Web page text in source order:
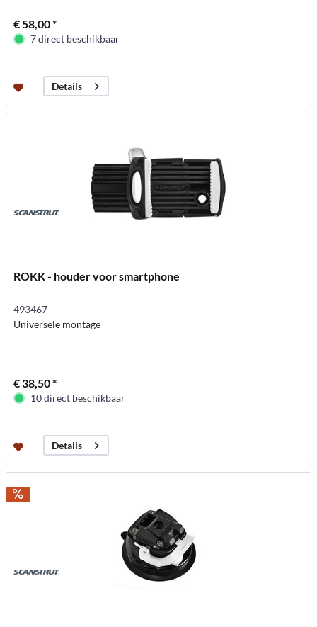
€ 58,00 *
7 direct beschikbaar
Details
ROKK - houder voor smartphone
493467
Universele montage
€ 38,50 *
10 direct beschikbaar
Details